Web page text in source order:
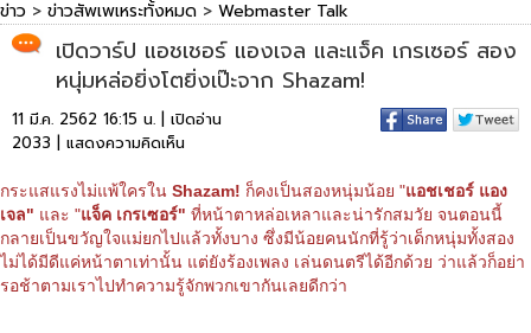
ข่าว > ข่าวสัพเพเหระทั้งหมด > Webmaster Talk
เปิดวาร์ป แอชเชอร์ แองเจล และแจ็ค เกรเซอร์ สอง
หนุ่มหล่อยิ่งโตยิ่งเป๊ะจาก Shazam!
11 มี.ค. 2562 16:15 น. | เปิดอ่าน
2033 | แสดงความคิดเห็น
กระแสแรงไม่แพ้ใครใน Shazam! ก็คงเป็นสองหนุ่มน้อย "แอชเชอร์ แอง
เจล" และ "แจ็ค เกรเซอร์" ที่หน้าตาหล่อเหลาและน่ารักสมวัย จนตอนนี้
กลายเป็นขวัญใจแม่ยกไปแล้วทั้งบาง ซึ่งมีน้อยคนนักที่รู้ว่าเด็กหนุ่มทั้งสอง
ไม่ได้มีดีแค่หน้าตาเท่านั้น แต่ยังร้องเพลง เล่นดนตรีได้อีกด้วย ว่าแล้วก็อย่า
รอช้าตามเราไปทำความรู้จักพวกเขากันเลยดีกว่า